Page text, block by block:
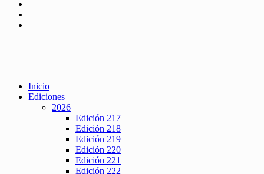
Inicio
Ediciones
2026
Edición 217
Edición 218
Edición 219
Edición 220
Edición 221
Edición 222